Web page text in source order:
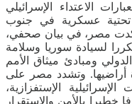
الاعتداء الإسرائيلي
عسكرية في جنوب
مصر، في بيان صحفي،
لسيادة سوريا وسلامة
ومبادئ ميثاق الأمم
أراضيها. وتشدد مصر على
الإستفزازية،
خطيرا بالأمن والإستقرار